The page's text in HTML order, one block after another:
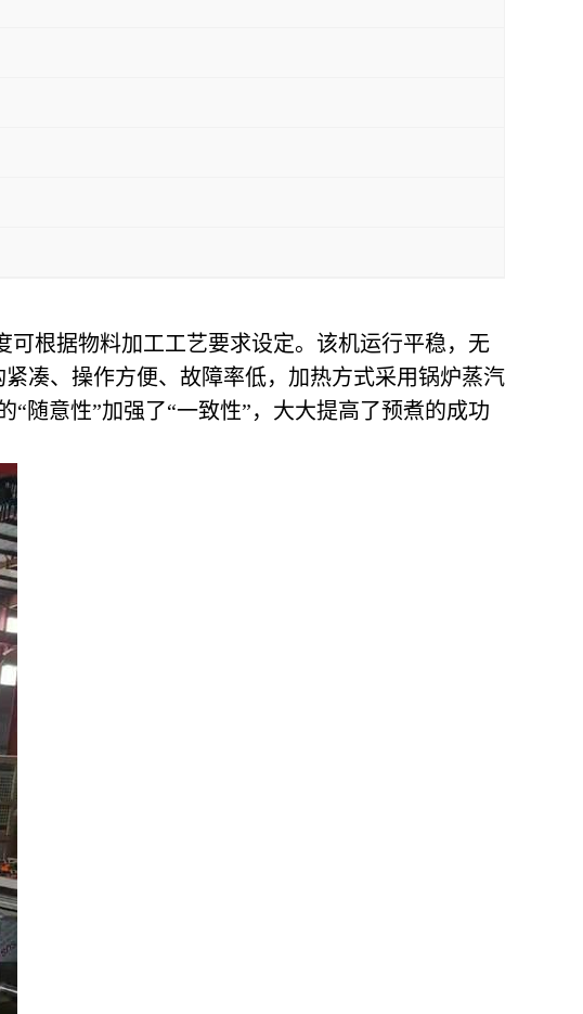
可根据物料加工工艺要求设定。该机运行平稳，无
凑、操作方便、故障率低，加热方式采用锅炉蒸汽
随意性”加强了“一致性”，大大提高了预煮的成功